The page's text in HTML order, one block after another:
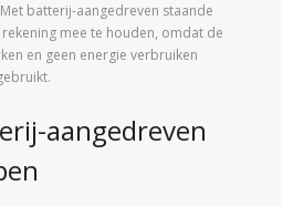
batterij-aangedreven staande
mee te houden, omdat de
en geen energie verbruiken
aangedreven